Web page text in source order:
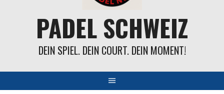
PADEL SCHWEIZ
DEIN SPIEL. DEIN COURT. DEIN MOMENT!